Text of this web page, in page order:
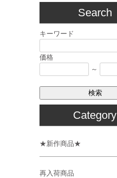
Search
キーワード
価格
～
検索
Category
★新作商品★
再入荷商品